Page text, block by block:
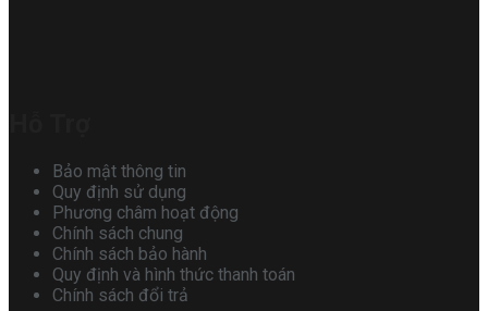
Bảo mật thông tin
Quy định sử dụng
Phương châm hoạt động
Chính sách chung
Chính sách bảo hành
Quy định và hình thức thanh toán
Chính sách đổi trả